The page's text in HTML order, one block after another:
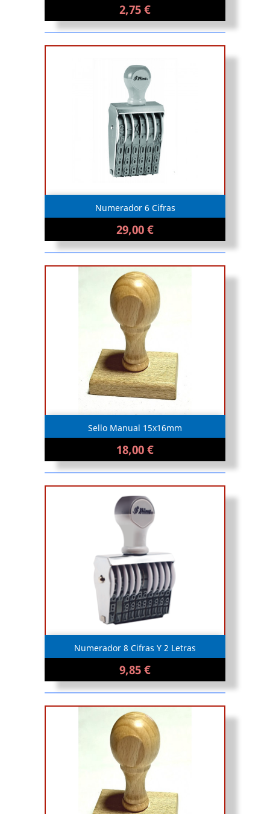
2,75 €
Numerador 6 Cifras
29,00 €
Sello Manual 15x16mm
18,00 €
Numerador 8 Cifras Y 2 Letras
9,85 €